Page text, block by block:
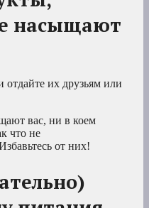
насыщают
их друзьям или
вас, ни в коем
что не
от них!